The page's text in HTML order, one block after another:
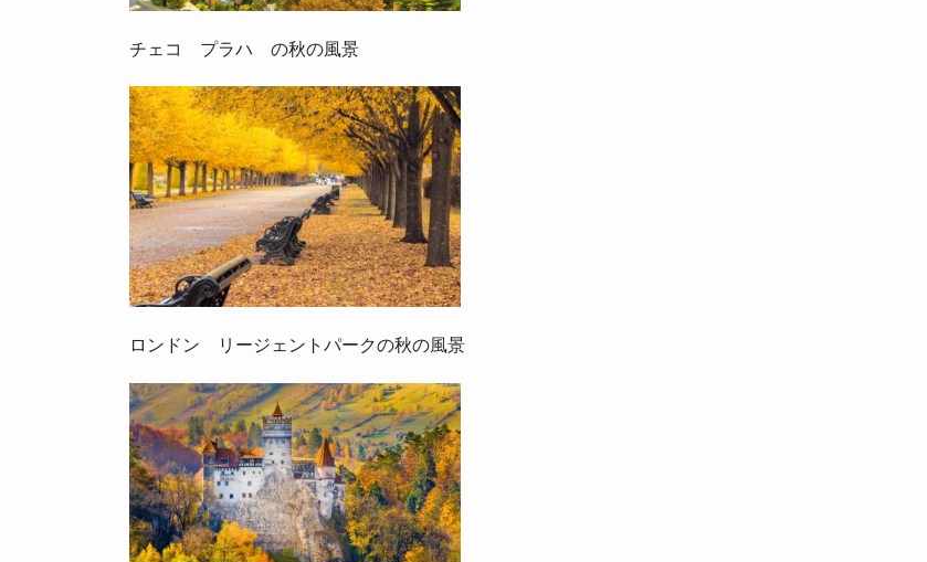
チェコ プラハ の秋の風景
ロンドン リージェントパークの秋の風景